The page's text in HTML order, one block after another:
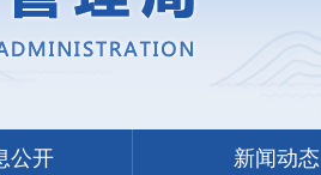
公开 新闻动态